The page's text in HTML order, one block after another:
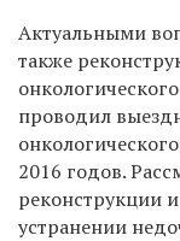
Актуальными
также
проводил
2016 годов.
реконструкции
устранении